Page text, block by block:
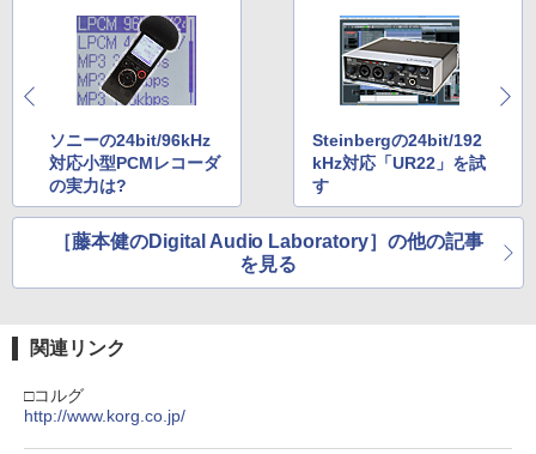
ソニーの24bit/96kHz
対応小型PCMレコーダ
の実力は?
Steinbergの24bit/192
kHz対応「UR22」を試
す
［藤本健のDigital Audio Laboratory］の他の記事
を見る
関連リンク
□コルグ
http://www.korg.co.jp/